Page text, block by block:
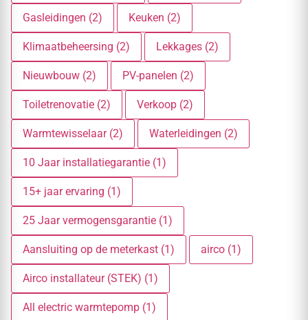
Gasleidingen (2) Keuken (2)
Klimaatbeheersing (2) Lekkages (2)
Nieuwbouw (2) PV-panelen (2)
Toiletrenovatie (2) Verkoop (2)
Warmtewisselaar (2) Waterleidingen (2)
10 Jaar installatiegarantie (1)
15+ jaar ervaring (1)
25 Jaar vermogensgarantie (1)
Aansluiting op de meterkast (1) airco (1)
Airco installateur (STEK) (1)
All electric warmtepomp (1)